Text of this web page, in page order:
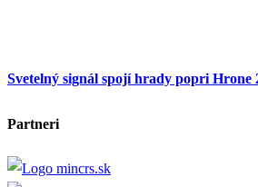
Svetelný signál spojí hrady popri Hrone
Partneri